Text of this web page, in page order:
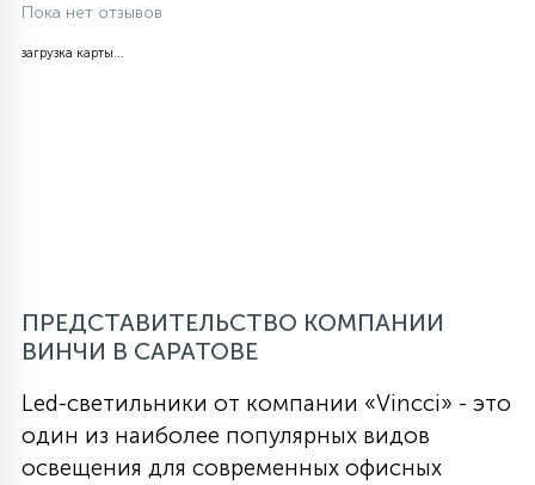
Пока нет отзывов
загрузка карты...
ПРЕДСТАВИТЕЛЬСТВО КОМПАНИИ
ВИНЧИ В САРАТОВЕ
Led-светильники от компании «Vincci» - это
один из наиболее популярных видов
освещения для современных офисных